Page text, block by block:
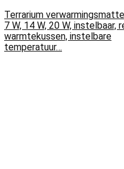
Terrarium
7 W, 14 W, 20 W, instelbaar,
warmtekussen, instelbare
temperatuur…